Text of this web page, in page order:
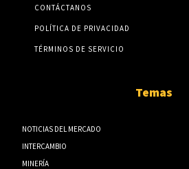
CONTÁCTANOS
POLÍTICA DE PRIVACIDAD
TÉRMINOS DE SERVICIO
Temas
NOTICIAS DEL MERCADO
INTERCAMBIO
MINERÍA